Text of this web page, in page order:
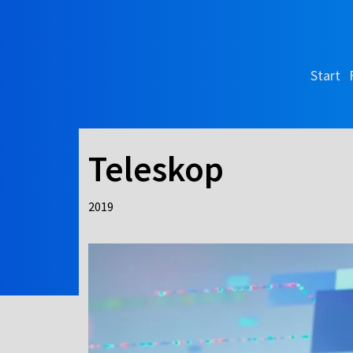
Start
Teleskop
2019